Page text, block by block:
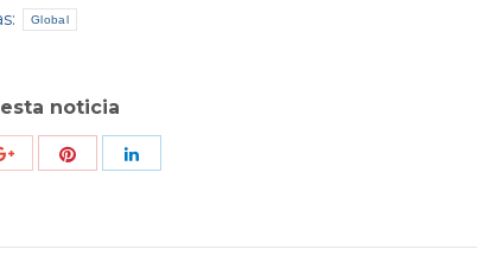
Global
noticia
Compartir Compartir